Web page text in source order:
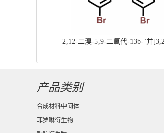
2,12-二溴-5,9-二氧代-13b-"并
产品类别
合成材料中间体
菲罗啉衍生物